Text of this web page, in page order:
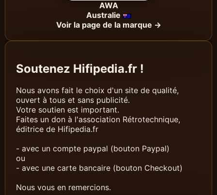
AWA
Australie
Voir la page de la marque →
Soutenez Hifipedia.fr !
Nous avons fait le choix d'un site de qualité,
ouvert à tous et sans publicité.
Votre soutien est important.
Faites un don à l'association Rétrotechnique,
éditrice de Hifipedia.fr
- avec un compte paypal (bouton Paypal)
ou
- avec une carte bancaire (bouton Checkout)
Nous vous en remercions.